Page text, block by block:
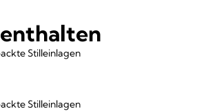
Stilleinlagen
Stilleinlagen